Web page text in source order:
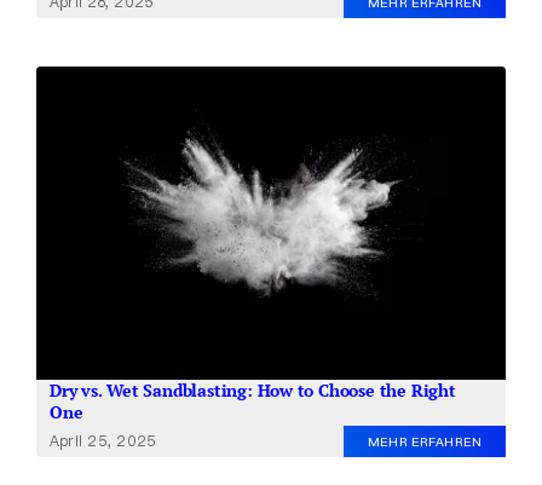
Dry vs. Wet Sandblasting: How to Choose the Right
One
April 25, 2025 MEHR ERFAHREN